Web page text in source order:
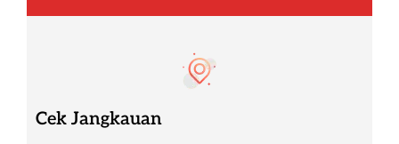
Cek Jangkauan